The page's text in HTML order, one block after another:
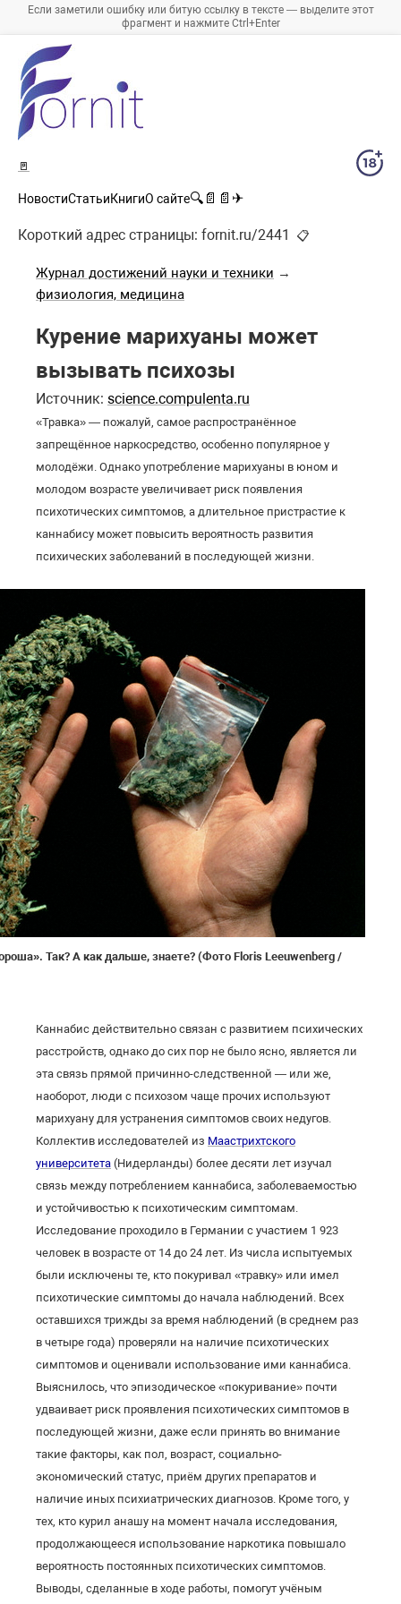
Если заметили ошибку или битую ссылку в тексте — выделите этот
фрагмент и нажмите Ctrl+Enter
🚪
НовостиСтатьиКнигиО сайте🔍 📄 📄 ✈
Короткий адрес страницы: fornit.ru/2441 📋
Журнал достижений науки и техники →
физиология, медицина
Курение марихуаны может
вызывать психозы
Источник: science.compulenta.ru
«Травка» — пожалуй, самое распространённое
запрещённое наркосредство, особенно популярное у
молодёжи. Однако употребление марихуаны в юном и
молодом возрасте увеличивает риск появления
психотических симптомов, а длительное пристрастие к
каннабису может повысить вероятность развития
психических заболеваний в последующей жизни.
Так? А как дальше, знаете? (Фото Floris Leeuwenberg /
Каннабис действительно связан с развитием психических
расстройств, однако до сих пор не было ясно, является ли
эта связь прямой причинно-следственной — или же,
наоборот, люди с психозом чаще прочих используют
марихуану для устранения симптомов своих недугов.
Коллектив исследователей из Маастрихтского
университета (Нидерланды) более десяти лет изучал
связь между потреблением каннабиса, заболеваемостью
и устойчивостью к психотическим симптомам.
Исследование проходило в Германии с участием 1 923
человек в возрасте от 14 до 24 лет. Из числа испытуемых
были исключены те, кто покуривал «травку» или имел
психотические симптомы до начала наблюдений. Всех
оставшихся трижды за время наблюдений (в среднем раз
в четыре года) проверяли на наличие психотических
симптомов и оценивали использование ими каннабиса.
Выяснилось, что эпизодическое «покуривание» почти
удваивает риск проявления психотических симптомов в
последующей жизни, даже если принять во внимание
такие факторы, как пол, возраст, социально-
экономический статус, приём других препаратов и
наличие иных психиатрических диагнозов. Кроме того, у
тех, кто курил анашу на момент начала исследования,
продолжающееся использование наркотика повышало
вероятность постоянных психотических симптомов.
Выводы, сделанные в ходе работы, помогут учёным